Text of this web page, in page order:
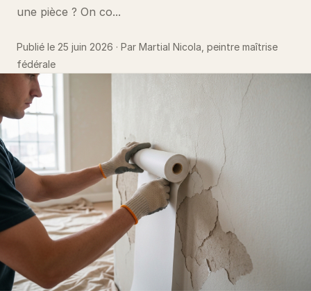
une pièce ? On co...
Publié le 25 juin 2026 · Par Martial Nicola, peintre maîtrise
fédérale